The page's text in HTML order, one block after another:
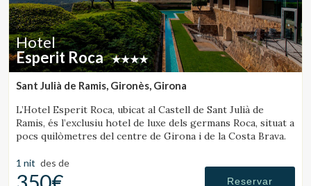
Hotel
Esperit Roca
Sant Julià de Ramis, Gironès, Girona
L’Hotel Esperit Roca, ubicat al Castell de Sant Julià de
Ramis, és l’exclusiu hotel de luxe dels germans Roca, situat a
pocs quilòmetres del centre de Girona i de la Costa Brava.
1 nit des de
Reservar